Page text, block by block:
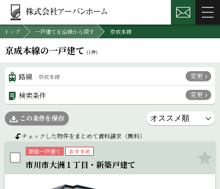
トップ 一戸建てを沿線から探す 京成本線
京成本線の一戸建て (1件)
路線 京成本線 変更
検索条件 変更
この条件を保存
チェックした物件をまとめて資料請求（無料）
新築一戸建て おすすめ
市川市大洲１丁目・新築戸建て